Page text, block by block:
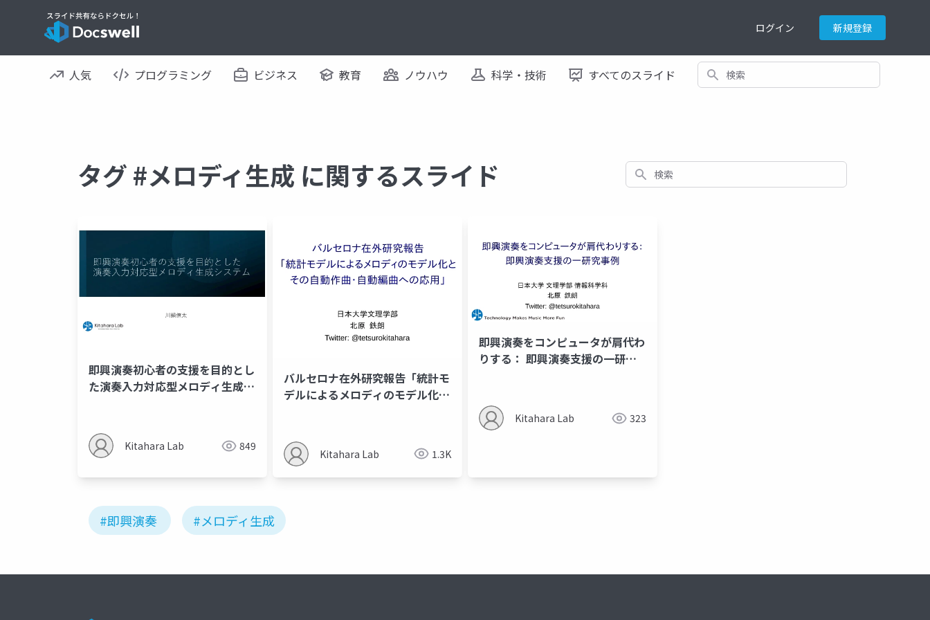
ログイン 新規登録
人気 プログラミング ビジネス 教育 ノウハウ 科学・技術 すべてのスライド 検索
タグ #メロディ生成 に関するスライド 検索
即興演奏初心者の支援を目的とし
た演奏入力対応型メロディ生成シ
Kitahara Lab 849
バルセロナ在外研究報告「統計モ
デルによるメロディのモデル化と
Kitahara Lab 1.3K
即興演奏をコンピュータが肩代わ
りする： 即興演奏支援の一研究
Kitahara Lab 323
#即興演奏 #メロディ生成